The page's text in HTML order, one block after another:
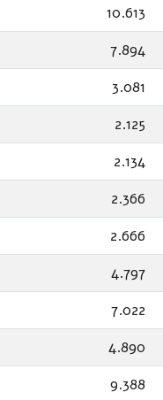
10.613
7.894
3.081
2.125
2.134
2.366
2.666
4.797
7.022
4.890
9.388